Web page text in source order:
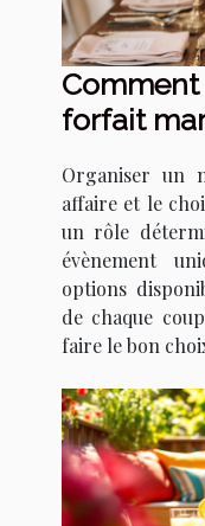
forfait
Organiser un
affaire et le
un rôle
évènement
options
de chaque
faire le bon